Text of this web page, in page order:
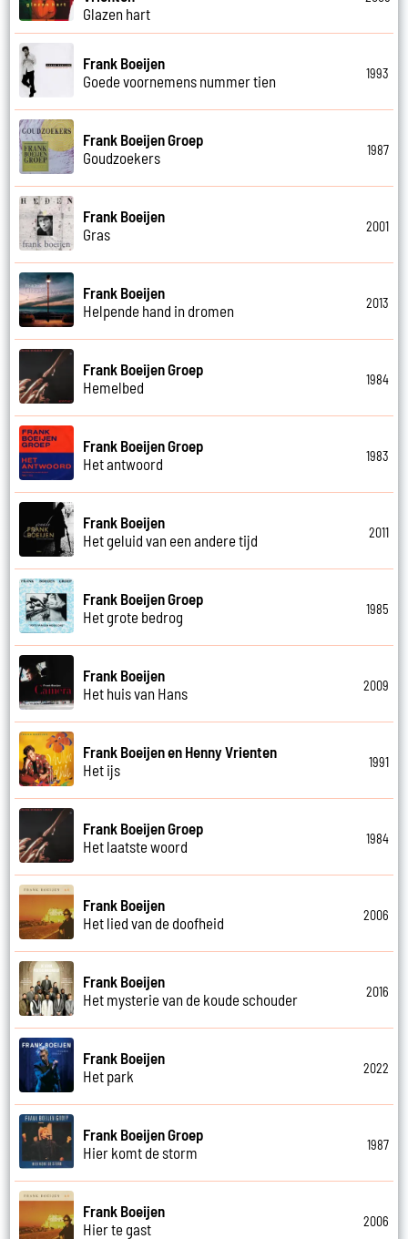
Glazen hart
Frank Boeijen
Goede voornemens nummer tien
1993
Frank Boeijen Groep
Goudzoekers
1987
Frank Boeijen
Gras
2001
Frank Boeijen
Helpende hand in dromen
2013
Frank Boeijen Groep
Hemelbed
1984
Frank Boeijen Groep
Het antwoord
1983
Frank Boeijen
Het geluid van een andere tijd
2011
Frank Boeijen Groep
Het grote bedrog
1985
Frank Boeijen
Het huis van Hans
2009
Frank Boeijen en Henny Vrienten
Het ijs
1991
Frank Boeijen Groep
Het laatste woord
1984
Frank Boeijen
Het lied van de doofheid
2006
Frank Boeijen
Het mysterie van de koude schouder
2016
Frank Boeijen
Het park
2022
Frank Boeijen Groep
Hier komt de storm
1987
Frank Boeijen
Hier te gast
2006